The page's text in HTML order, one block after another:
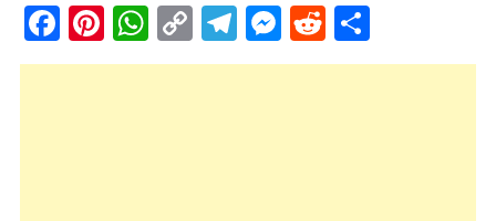
Facebook
Pinterest
WhatsApp
Copy
Link
Telegram
Messenger
Reddit
Share